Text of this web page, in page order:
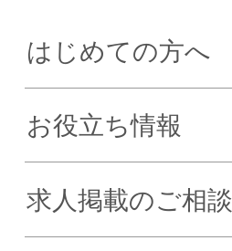
はじめての方へ
お役立ち情報
求人掲載のご相談